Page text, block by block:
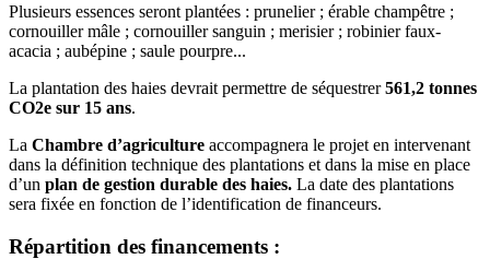
Plusieurs essences seront plantées : prunelier ; érable champêtre ;
cornouiller mâle ; cornouiller sanguin ; merisier ; robinier faux-
acacia ; aubépine ; saule pourpre...
La plantation des haies devrait permettre de séquestrer561,2 tonnes
CO2e sur 15 ans.
La Chambre d’agriculture accompagnera le projet en intervenant
dans la définition technique des plantations et dans la mise en place
d’un plan de gestion durable des haies. La date des plantations
sera fixée en fonction de l’identification de financeurs.
Répartition des financements :